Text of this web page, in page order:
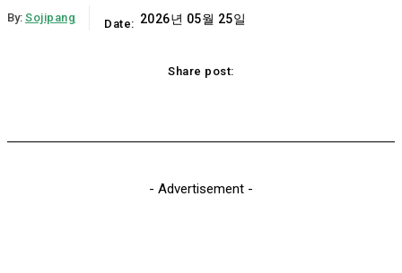
By: Sojipang Date: 2026년 05월 25일
Share post:
- Advertisement -